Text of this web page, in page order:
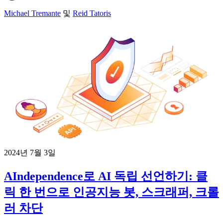
Michael Tremante 및 Reid Tatoris
2024년 7월 3일
AIndependence로 AI 독립 선언하기: 클
릭 한 번으로 인공지능 봇, 스크래퍼, 크롤
러 차단